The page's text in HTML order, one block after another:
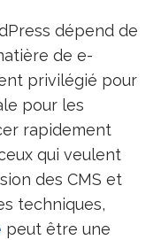
dépend de
de e-
privilégié pour
pour les
rapidement
qui veulent
des CMS et
techniques,
peut être une